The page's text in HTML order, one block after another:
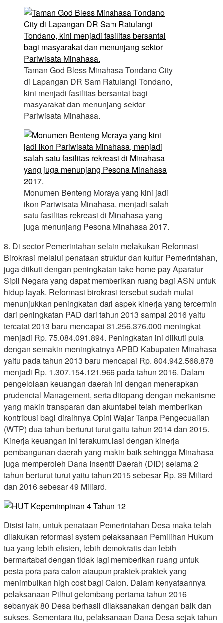
Taman God Bless Minahasa Tondano City
di Lapangan DR Sam Ratulangi Tondano,
kini menjadi fasilitas bersantai bagi
masyarakat dan menunjang sektor
Pariwisata Minahasa.
Monumen Benteng Moraya yang kini jadi
ikon Pariwisata Minahasa, menjadi salah
satu fasilitas rekreasi di Minahasa yang
juga menunjang Pesona Minahasa 2017.
8. Di sector Pemerintahan selain melakukan Reformasi
Birokrasi melalui penataan struktur dan kultur Pemerintahan,
juga diikuti dengan peningkatan take home pay Aparatur
Sipil Negara yang dapat memberikan ruang bagi ASN untuk
hidup layak. Reformasi birokrasi tersebut sudah mulai
menunjukkan peningkatan dari aspek kinerja yang tercermin
dari peningkatan PAD dari tahun 2013 sampai 2016 yaitu
tercatat 2013 baru mencapai 31.256.376.000 meningkat
menjadi Rp. 75.084.091.894. Peningkatan ini diikuti pula
dengan semakin meningkatnya APBD Kabupaten Minahasa
yaitu pada tahun 2013 baru mencapai Rp. 804.942.568.878
menjadi Rp. 1.307.154.121.966 pada tahun 2016. Dalam
pengelolaan keuangan daerah ini dengan menerapkan
prudencial Management, serta ditopang dengan mekanisme
yang makin transparan dan akuntabel telah memberikan
kontribusi bagi diraihnya Opini Wajar Tanpa Pengecualian
(WTP) dua tahun berturut turut gaitu tahun 2014 dan 2015.
Kinerja keuangan ini terakumulasi dengan kinerja
pembangunan daerah yang makin baik sehingga Minahasa
juga memperoleh Dana Insentif Daerah (DID) selama 2
tahun berturut turut yaitu tahun 2015 sebesar Rp. 39 Miliard
dan 2016 sebesar 49 Miliard.
Disisi lain, untuk penataan Pemerintahan Desa maka telah
dilakukan reformasi system pelaksanaan Pemilihan Hukum
tua yang lebih efisien, lebih demokratis dan lebih
bermartabat dengan tidak lagi memberikan ruang untuk
pesta pora para calon ataupun praktek-praktek yang
menimbulkan high cost bagi Calon. Dalam kenyataannya
pelaksanaan Pilhut gelombang pertama tahun 2016
sebanyak 80 Desa berhasil dilaksanakan dengan baik dan
sukses. Sementara itu, pelaksanaan Dana Desa sejak tahun